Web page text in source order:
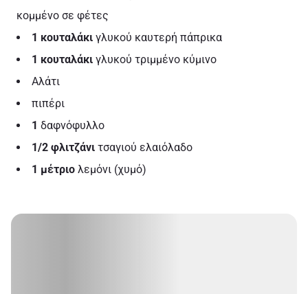
κομμένο σε φέτες
1 κουταλάκι γλυκού καυτερή πάπρικα
1 κουταλάκι γλυκού τριμμένο κύμινο
Αλάτι
πιπέρι
1 δαφνόφυλλο
1/2 φλιτζάνι τσαγιού ελαιόλαδο
1 μέτριο λεμόνι (χυμό)